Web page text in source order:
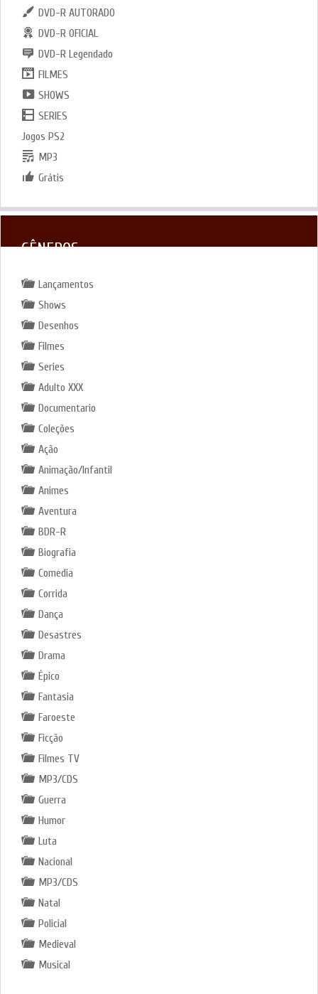
DVD-R AUTORADO
DVD-R OFICIAL
DVD-R Legendado
FILMES
SHOWS
SERIES
Jogos PS2
MP3
Grátis
GÊNEROS
Lançamentos
Shows
Desenhos
Filmes
Series
Adulto XXX
Documentario
Coleções
Ação
Animação/Infantil
Animes
Aventura
BDR-R
Biografia
Comedia
Corrida
Dança
Desastres
Drama
Épico
Fantasia
Faroeste
Ficção
Filmes TV
MP3/CDS
Guerra
Humor
Luta
Nacional
MP3/CDS
Natal
Policial
Medieval
Musical